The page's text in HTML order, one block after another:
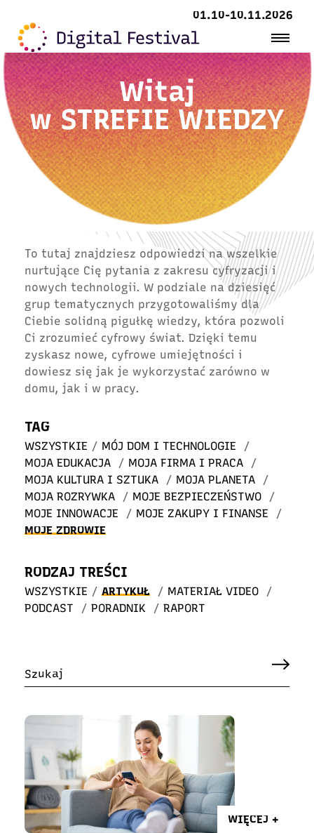
01.10-10.11.2026
Witaj
wSTREFIE WIEDZY
To tutaj znajdziesz odpowiedzi na wszelkie
nurtujące Cię pytania z zakresu cyfryzacji i
nowych technologii. W podziale na dziesięć
grup tematycznych przygotowaliśmy dla
Ciebie solidną pigułkę wiedzy, która pozwoli
Ci zrozumieć cyfrowy świat. Dzięki temu
zyskasz nowe, cyfrowe umiejętności i
dowiesz się jak je wykorzystać zarówno w
domu, jak i w pracy.
TAG
WSZYSTKIE / MÓJ DOM I TECHNOLOGIE
/
MOJA EDUKACJA
/ MOJA FIRMA I PRACA
/
MOJA KULTURA I SZTUKA
/ MOJA PLANETA
/
MOJA ROZRYWKA
/ MOJE BEZPIECZEŃSTWO
/
MOJE INNOWACJE
/ MOJE ZAKUPY I FINANSE
/
MOJE ZDROWIE
RODZAJ TREŚCI
WSZYSTKIE / ARTYKUŁ / MATERIAŁ VIDEO
/
PODCAST
/ PORADNIK / RAPORT
WIĘCEJ +